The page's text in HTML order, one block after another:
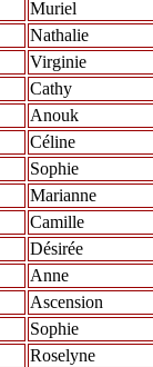
Muriel
Nathalie
Virginie
Cathy
Anouk
Céline
Sophie
Marianne
Camille
Désirée
Anne
Ascension
Sophie
Roselyne